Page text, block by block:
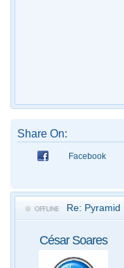
Share On:
Facebook
Re: Pyramid
César Soares